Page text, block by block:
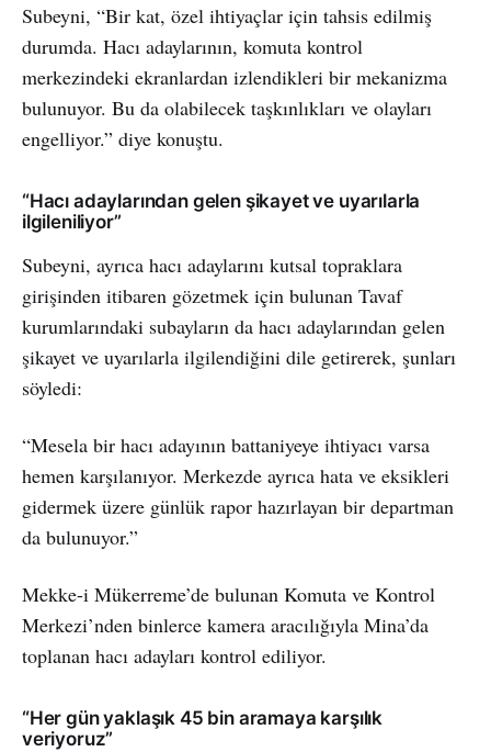
Subeyni, “Bir kat, özel ihtiyaçlar için tahsis edilmiş
durumda. Hacı adaylarının, komuta kontrol
merkezindeki ekranlardan izlendikleri bir mekanizma
bulunuyor. Bu da olabilecek taşkınlıkları ve olayları
engelliyor.” diye konuştu.
“Hacı adaylarından gelen şikayet ve uyarılarla
ilgileniliyor”
Subeyni, ayrıca hacı adaylarını kutsal topraklara
girişinden itibaren gözetmek için bulunan Tavaf
kurumlarındaki subayların da hacı adaylarından gelen
şikayet ve uyarılarla ilgilendiğini dile getirerek, şunları
söyledi:
“Mesela bir hacı adayının battaniyeye ihtiyacı varsa
hemen karşılanıyor. Merkezde ayrıca hata ve eksikleri
gidermek üzere günlük rapor hazırlayan bir departman
da bulunuyor.”
Mekke-i Mükerreme’de bulunan Komuta ve Kontrol
Merkezi’nden binlerce kamera aracılığıyla Mina’da
toplanan hacı adayları kontrol ediliyor.
“Her gün yaklaşık 45 bin aramaya karşılık
veriyoruz”